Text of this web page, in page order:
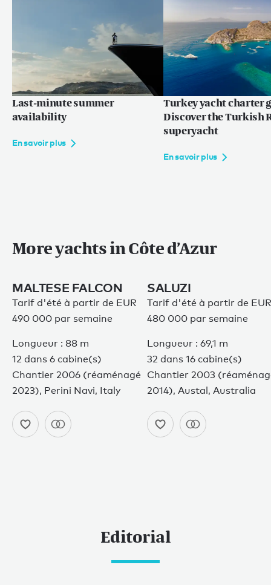
En savoir plus
Last-minute summer
availability
En savoir plus
Turkey yacht charter
Discover the Turkish
superyacht
En savoir plus
More yachts in Côte d’Azur
MALTESE FALCON
Tarif d'été à partir de EUR
490 000 par semaine
Longueur : 88 m
12 dans 6 cabine(s)
Chantier 2006 (réaménagé
2023), Perini Navi, Italy
SALUZI
Tarif d'été à partir de EUR
480 000 par semaine
Longueur : 69,1 m
32 dans 16 cabine(s)
Chantier 2003
2014), Austal, Australia
Editorial